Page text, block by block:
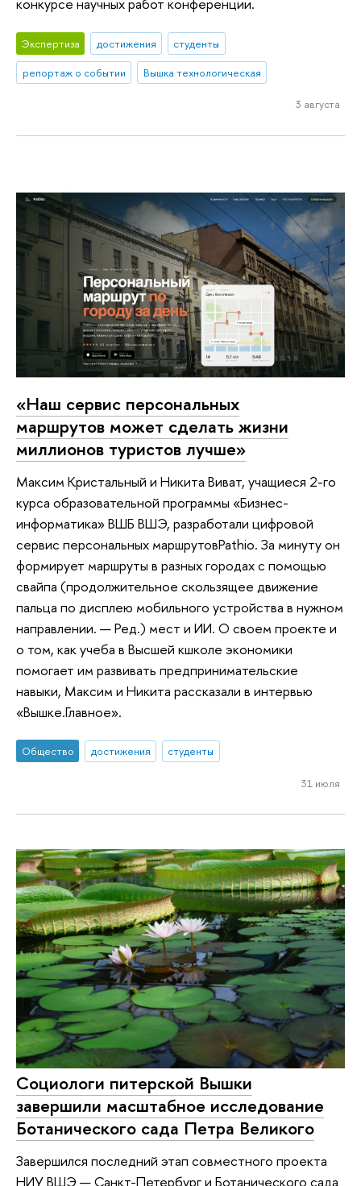
конкурсе научных работ конференции.
Экспертиза достижения
студенты
репортаж о событии
Вышка технологическая
3 августа
«Наш сервис персональных
маршрутов может сделать жизни
миллионов туристов лучше»
Максим Кристальный и Никита Виват, учащиеся 2-го
курса образовательной программы «Бизнес-
информатика» ВШБ ВШЭ, разработали цифровой
сервис персональных маршрутовPathio. За минуту он
формирует маршруты в разных городах с помощью
свайпа (продолжительное скользящее движение
пальца по дисплею мобильного устройства в нужном
направлении. — Ред.) мест и ИИ. О своем проекте и
о том, как учеба в Высшей кшколе экономики
помогает им развивать предпринимательские
навыки, Максим и Никита рассказали в интервью
«Вышке.Главное».
Общество достижения студенты
31 июля
Социологи питерской Вышки
завершили масштабное исследование
Ботанического сада Петра Великого
Завершился последний этап совместного проекта
НИУ ВШЭ — Санкт-Петербург и Ботанического сада